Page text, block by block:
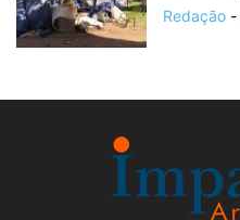
Redação -